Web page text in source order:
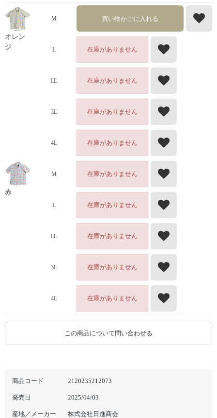
商品コード 2120235212073
発売日 2025/04/03
産地／メーカー 株式会社日進商会
オレン
ジ
M 買い物かごに入れる
L 在庫がありません
LL 在庫がありません
3L 在庫がありません
4L 在庫がありません
赤
M 在庫がありません
L 在庫がありません
LL 在庫がありません
3L 在庫がありません
4L 在庫がありません
この商品について問い合わせる